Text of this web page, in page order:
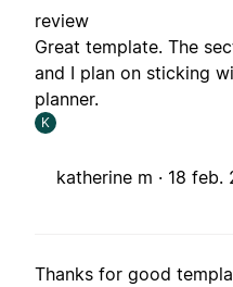
review
Great template. The
and I plan on sticking
planner.
K
katherine m · 18 feb.
Thanks for good